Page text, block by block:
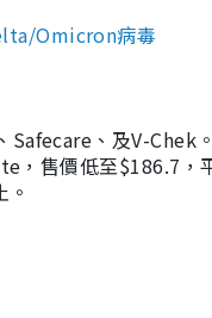
Omicron病毒
Safecare、及V-Chek
，售價低至$186.7，